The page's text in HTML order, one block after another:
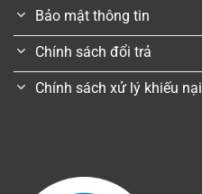
Bảo mật thông tin
Chính sách đổi trả
Chính sách xử lý khiếu nại